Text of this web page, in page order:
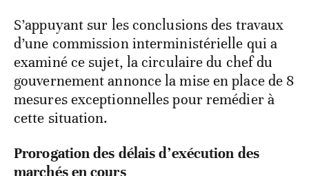
S’appuyant sur les conclusions des travaux
d’une commission interministérielle qui a
examiné ce sujet, la circulaire du chef du
gouvernement annonce la mise en place de 8
mesures exceptionnelles pour remédier à
cette situation.
Prorogation des délais d’exécution des
marchés en cours